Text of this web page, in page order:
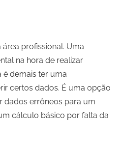
profissional. Uma
na hora de realizar
é demais ter uma
certos dados. É uma opção
dados errôneos para um
cálculo básico por falta da